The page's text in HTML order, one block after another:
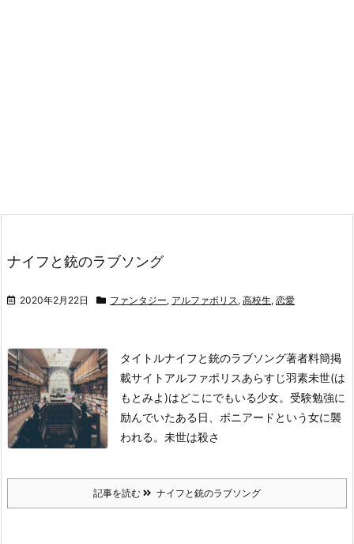
ナイフと銃のラブソング
2020年2月22日 ファンタジー, アルファポリス, 高校生, 恋愛
タイトルナイフと銃のラブソング著者料簡掲
載サイト アルファポリスあらすじ羽素未世(は
もとみよ)はどこにでもいる少女。受験勉強に
励んでいたある日、ポニアードという女に襲
われる。未世は殺さ
記事を読む ナイフと銃のラブソング